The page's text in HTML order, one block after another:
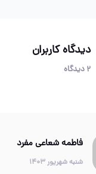
دیدگاه کاربران
2 دیدگاه
فاطمه شعاعی مفرد
شنبه شهریور 1403